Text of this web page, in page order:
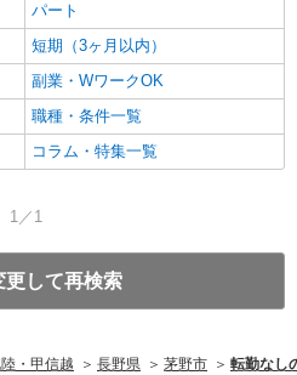
パート
短期（3ヶ月以内）
副業・WワークOK
職種・条件一覧
コラム・特集一覧
1／1
更して再検索
・甲信越 長野県 茅野市 転勤なし